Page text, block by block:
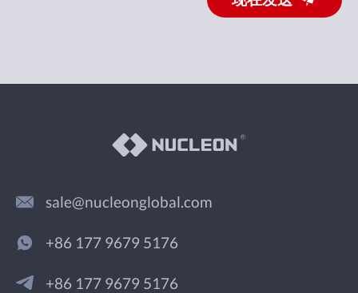
sale@nucleonglobal.com
+86 177 9679 5176
+86 177 9679 5176